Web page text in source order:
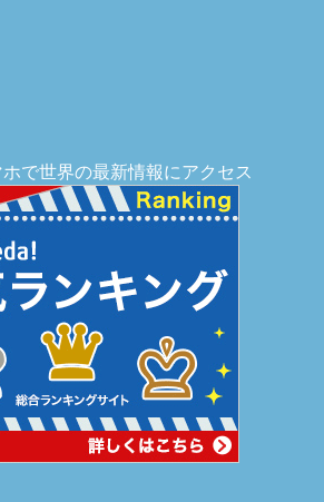
で世界の最新情報にアクセス